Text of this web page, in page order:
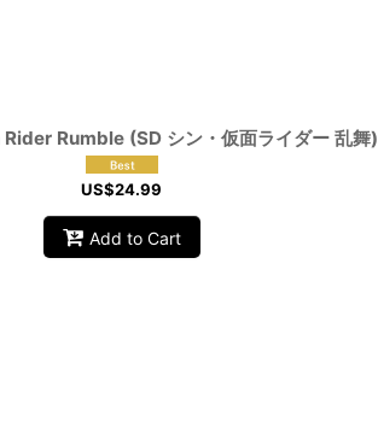
Rumble (SD シン・仮面ライダー 乱舞)
US$24.99
Add to Cart